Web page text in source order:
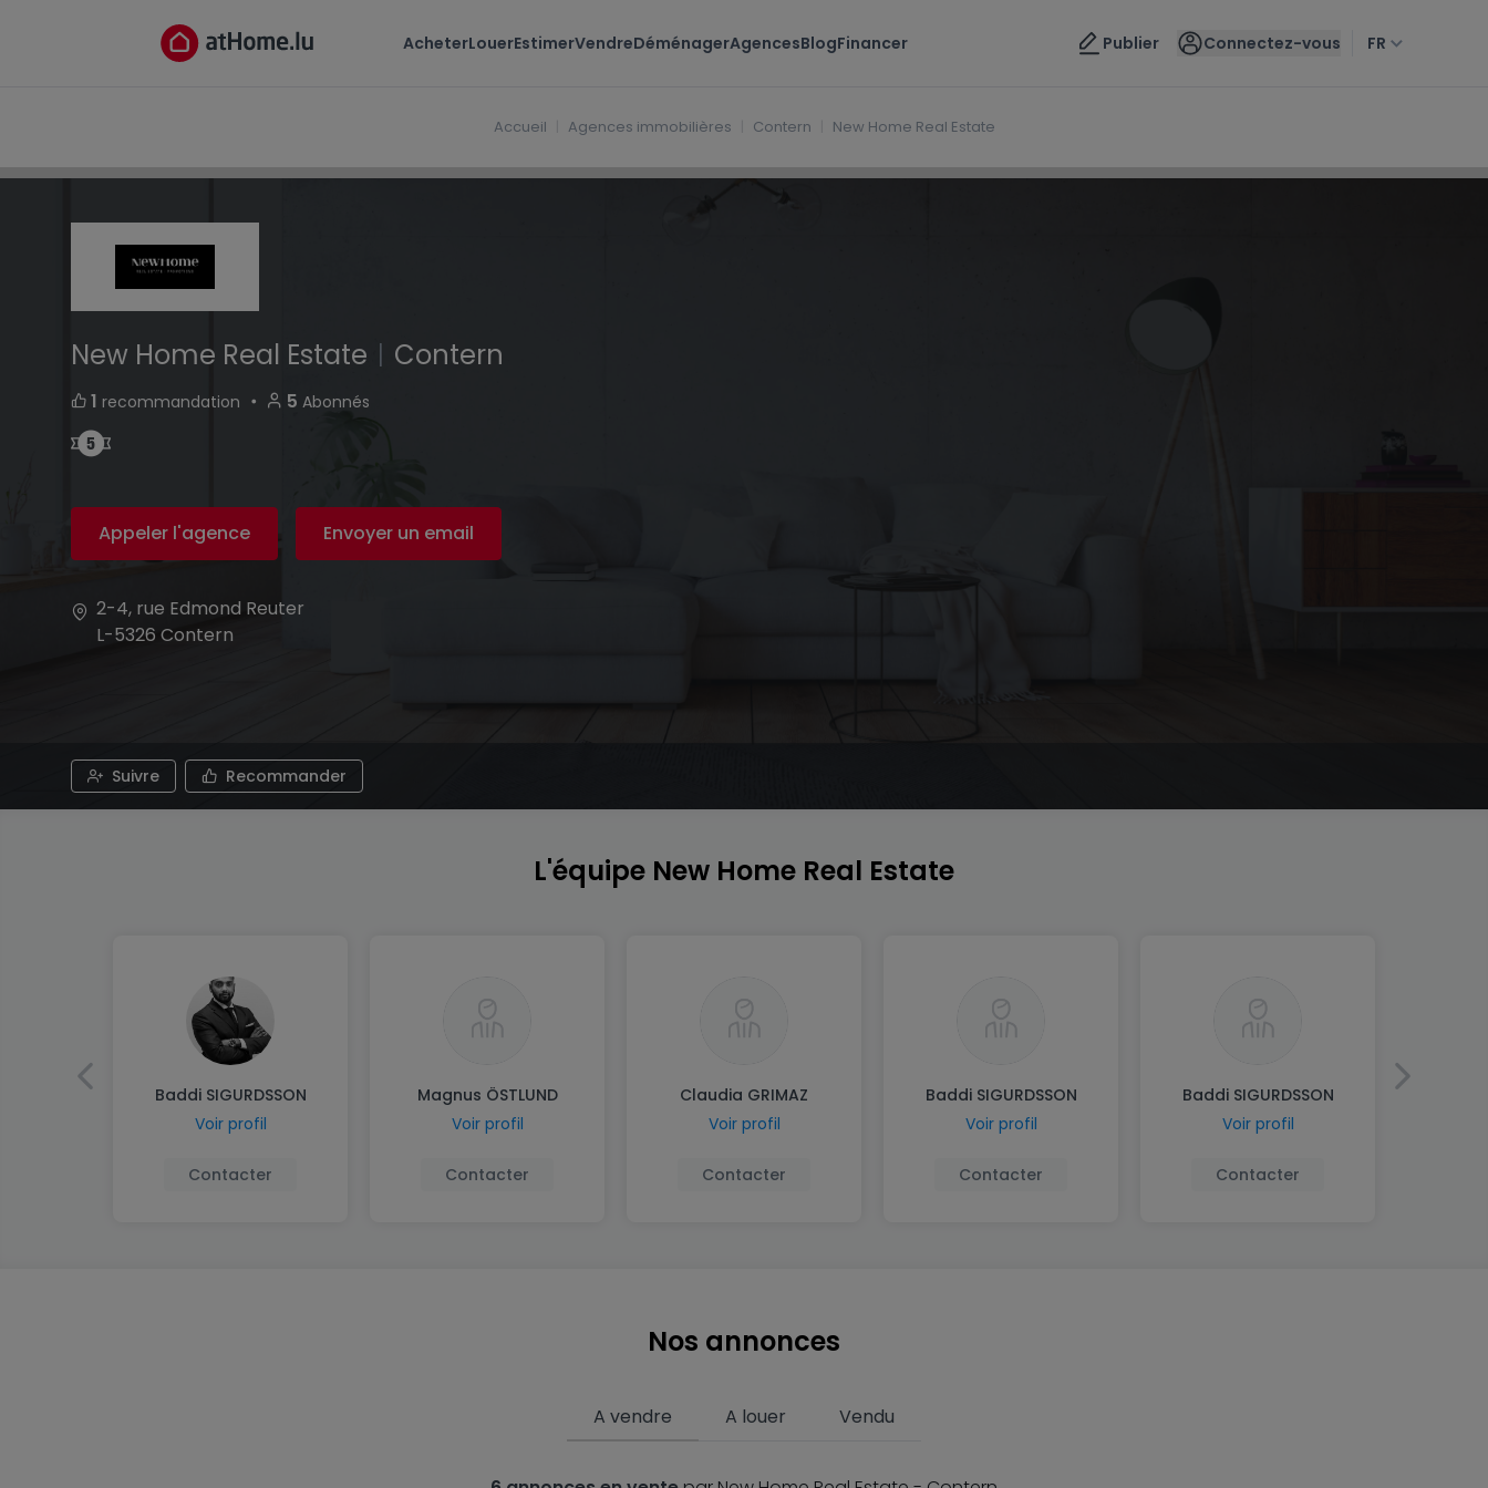
AcheterLouerEstimerVendreDéménagerAgencesBlogFinancer Publier Connectez-vous FR
New Home Real Estate
2-4, rue Edmond Reuter L-5326 Contern Luxembourg Nous contacter
Accueil Agences immobilières Contern New Home Real Estate
New Home Real Estate | Contern
1 recommandation ・ 5 Abonnés
Appeler l'agence Envoyer un email
2-4, rue Edmond Reuter
L-5326 Contern
Suivre Recommander
L'équipe New Home Real Estate
Baddi SIGURDSSON
Voir profil
Contacter
Magnus ÖSTLUND
Voir profil
Contacter
Claudia GRIMAZ
Voir profil
Contacter
Baddi SIGURDSSON
Voir profil
Contacter
Baddi SIGURDSSON
Voir profil
Contacter
Nos annonces
A vendre A louer Vendu